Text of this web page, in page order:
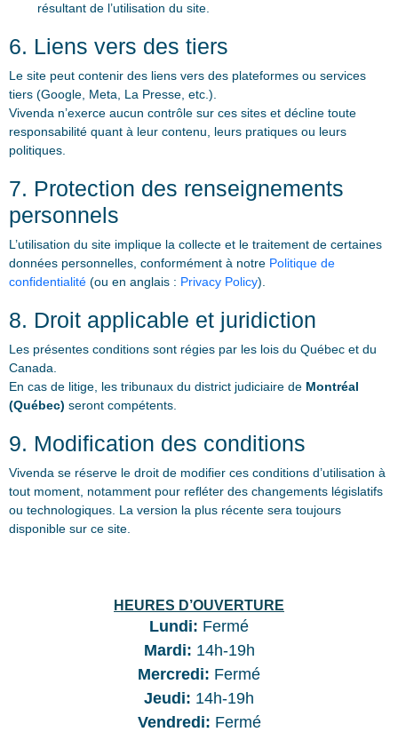
résultant de l’utilisation du site.
6. Liens vers des tiers
Le site peut contenir des liens vers des plateformes ou services
tiers (Google, Meta, La Presse, etc.).
Vivenda n’exerce aucun contrôle sur ces sites et décline toute
responsabilité quant à leur contenu, leurs pratiques ou leurs
politiques.
7. Protection des renseignements
personnels
L’utilisation du site implique la collecte et le traitement de certaines
données personnelles, conformément à notre Politique de
confidentialité (ou en anglais : Privacy Policy).
8. Droit applicable et juridiction
Les présentes conditions sont régies par les lois du Québec et du
Canada.
En cas de litige, les tribunaux du district judiciaire de Montréal
(Québec) seront compétents.
9. Modification des conditions
Vivenda se réserve le droit de modifier ces conditions d’utilisation à
tout moment, notamment pour refléter des changements législatifs
ou technologiques. La version la plus récente sera toujours
disponible sur ce site.
HEURES D’OUVERTURE
Lundi: Fermé
Mardi: 14h-19h
Mercredi: Fermé
Jeudi: 14h-19h
Vendredi: Fermé